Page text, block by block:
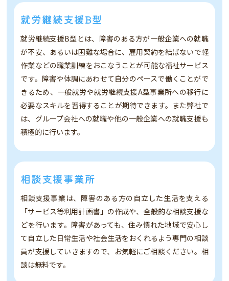
就労継続支援B型
就労継続支援B型とは、障害のある方が一般企業への就職
が不安、あるいは困難な場合に、雇用契約を結ばないで軽
作業などの職業訓練をおこなうことが可能な福祉サービス
です。障害や体調にあわせて自分のペースで働くことがで
きるため、一般就労や就労継続支援A型事業所への移行に
必要なスキルを習得することが期待できます。また弊社で
は、グループ会社への就職や他の一般企業への就職支援も
積極的に行います。
相談支援事業所
相談支援事業は、障害のある方の自立した生活を支える
「サービス等利用計画書」の作成や、全般的な相談支援な
どを行います。障害があっても、住み慣れた地域で安心し
て自立した日常生活や社会生活をおくれるよう専門の相談
員が支援していきますので、お気軽にご相談ください。相
談は無料です。